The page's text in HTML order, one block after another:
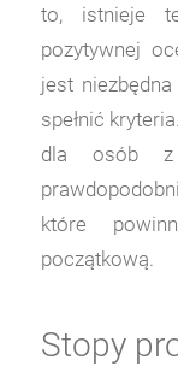
to, istnieje
pozytywnej
jest
spełnić
dla osób z
które
początkową.
Stopy